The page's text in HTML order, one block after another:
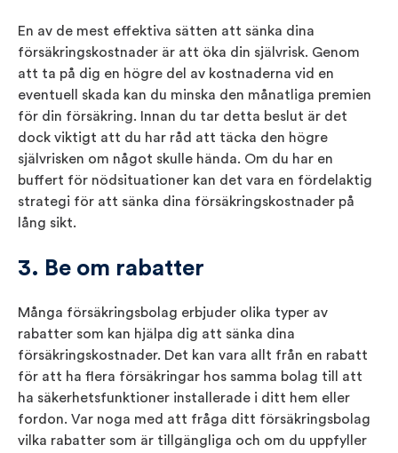
En av de mest effektiva sätten att sänka dina
försäkringskostnader är att öka din självrisk. Genom
att ta på dig en högre del av kostnaderna vid en
eventuell skada kan du minska den månatliga premien
för din försäkring. Innan du tar detta beslut är det
dock viktigt att du har råd att täcka den högre
självrisken om något skulle hända. Om du har en
buffert för nödsituationer kan det vara en fördelaktig
strategi för att sänka dina försäkringskostnader på
lång sikt.
3. Be om rabatter
Många försäkringsbolag erbjuder olika typer av
rabatter som kan hjälpa dig att sänka dina
försäkringskostnader. Det kan vara allt från en rabatt
för att ha flera försäkringar hos samma bolag till att
ha säkerhetsfunktioner installerade i ditt hem eller
fordon. Var noga med att fråga ditt försäkringsbolag
vilka rabatter som är tillgängliga och om du uppfyller